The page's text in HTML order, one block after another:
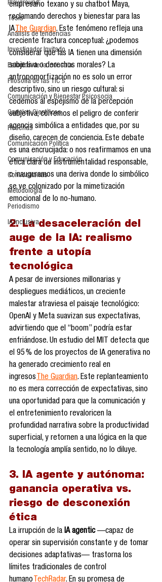
Playground
Tesis
Análisis de tendencias
Investigador Invitado
Estudios de la industria
Filosofía de las TIC´s
Comunicación y Bienestar Psicosocia
Carteles Científicos
Reseñas
Comunicación Política
Comunicación y Educación
Convocatorias
Metodología
Periodismo
IA Inclusiva
empresario texano y su chatbot Maya,
reclamando derechos y bienestar para las
IA The Guardian. Este fenómeno refleja una
creciente fractura conceptual: ¿podemos
considerar que las IA tienen una dimensión
subjetiva o derechos morales? La
antropomorfización no es solo un error
descriptivo, sino un riesgo cultural: si
cedemos al espejismo de la percepción
subjetiva, corremos el peligro de conferir
agencia simbólica a entidades que, por su
diseño, carecen de conciencia. Este debate
es una encrucijada: o nos reafirmamos en una
ética clara de instrumentalidad responsable,
o inauguramos una deriva donde lo simbólico
se ve colonizado por la mimetización
emocional de lo no-humano.
2. La desaceleración del
auge de la IA: realismo
frente a utopía
tecnológica
A pesar de inversiones millonarias y
despliegues mediáticos, un creciente
malestar atraviesa el paisaje tecnológico:
OpenAI y Meta suavizan sus expectativas,
advirtiendo que el “boom” podría estar
enfriándose. Un estudio del MIT detecta que
el 95 % de los proyectos de IA generativa no
ha generado crecimiento real en
ingresos The Guardian. Este replanteamiento
no es mera corrección de expectativas, sino
una oportunidad para que la comunicación y
el entretenimiento revaloricen la
profundidad narrativa sobre la productividad
superficial, y retornen a una lógica en la que
la tecnología amplía sentido, no lo diluye.
3. IA agente y autónoma:
ganancia operativa vs.
riesgo de desconexión
ética
La irrupción de la IA agentic —capaz de
operar sin supervisión constante y de tomar
decisiones adaptativas— trastorna los
límites tradicionales de control
humano TechRadar. En su promesa de